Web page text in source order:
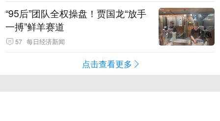
“95后”团队全权操盘！贾国龙“放手
一搏”鲜羊赛道
57 每日经济新闻
点击查看更多